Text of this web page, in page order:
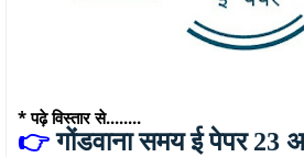
* पढ़े विस्तार से........
👉 गोंडवाना समय ई पेपर 23